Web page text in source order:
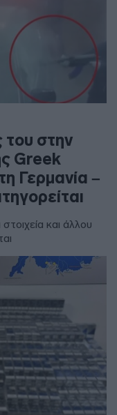
του στην
Greek
Γερμανία –
και άλλου